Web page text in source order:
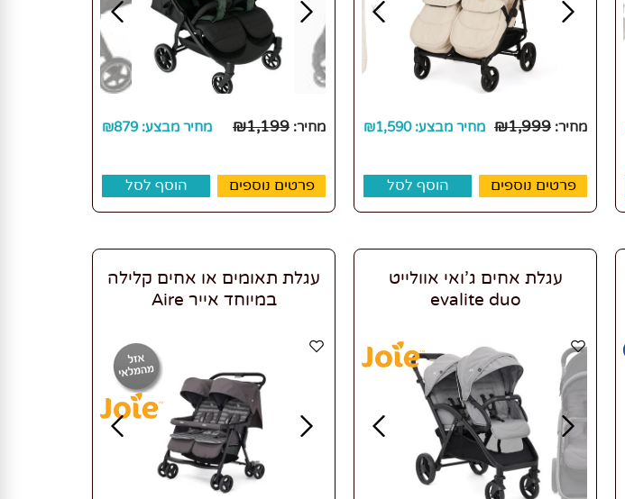
מחיר: ₪1,999 מחיר מבצע: ₪1,590
פרטים נוספים הוסף לסל
מחיר: ₪1,199 מחיר מבצע: ₪879
פרטים נוספים הוסף לסל
עגלת אחים ג'ואי אוולייט
evalite duo
עגלת תאומים או אחים קלילה
במיוחד אייר Aire